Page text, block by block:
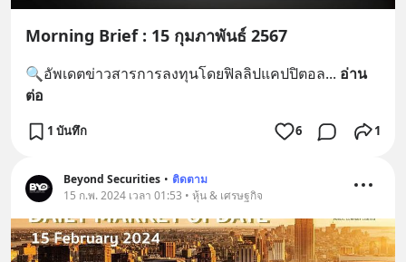
Morning Brief : 15 กุมภาพันธ์ 2567
🔍อัพเดตข่าวสารการลงทุนโดยฟิลลิปแคปปิตอล... อ่าน
ต่อ
1 บันทึก 6 1
Beyond Securities • ติดตาม
15 ก.พ. 2024 เวลา 01:53 • หุ้น & เศรษฐกิจ